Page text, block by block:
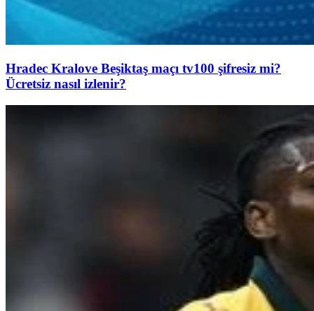
Hradec Kralove Beşiktaş maçı tv100 şifresiz mi?
Ücretsiz nasıl izlenir?